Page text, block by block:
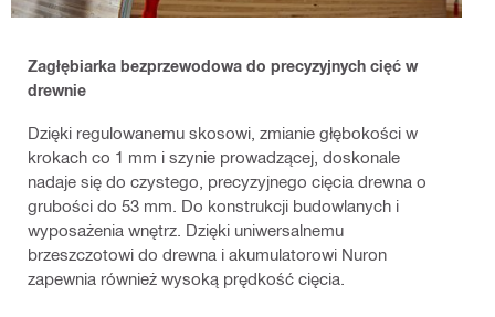
Zagłębiarka bezprzewodowa do precyzyjnych cięć w
drewnie
Dzięki regulowanemu skosowi, zmianie głębokości w
krokach co 1 mm i szynie prowadzącej, doskonale
nadaje się do czystego, precyzyjnego cięcia drewna o
grubości do 53 mm. Do konstrukcji budowlanych i
wyposażenia wnętrz. Dzięki uniwersalnemu
brzeszczotowi do drewna i akumulatorowi Nuron
zapewnia również wysoką prędkość cięcia.